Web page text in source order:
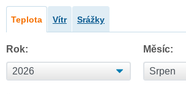
Teplota Vítr Srážky
Rok: Měsíc: